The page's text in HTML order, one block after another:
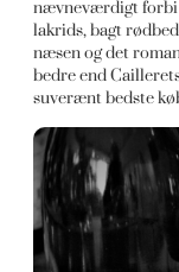
nævneværdigt forbi
lakrids, bagt
næsen og det
bedre end
suverænt bedste